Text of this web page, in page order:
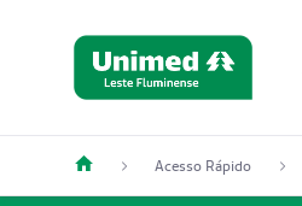
Acesso Rápido